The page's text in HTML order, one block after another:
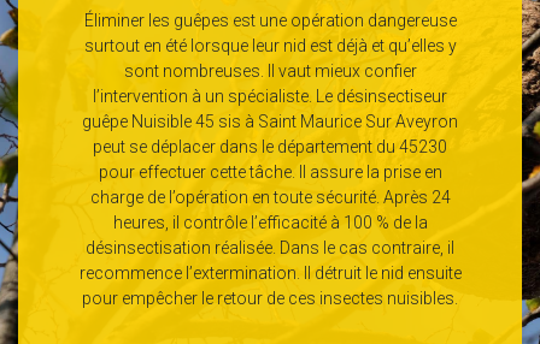
Éliminer les guêpes est une opération dangereuse
surtout en été lorsque leur nid est déjà et qu’elles y
sont nombreuses. Il vaut mieux confier
l’intervention à un spécialiste. Le désinsectiseur
guêpe Nuisible 45 sis à Saint Maurice Sur Aveyron
peut se déplacer dans le département du 45230
pour effectuer cette tâche. Il assure la prise en
charge de l’opération en toute sécurité. Après 24
heures, il contrôle l’efficacité à 100 % de la
désinsectisation réalisée. Dans le cas contraire, il
recommence l’extermination. Il détruit le nid ensuite
pour empêcher le retour de ces insectes nuisibles.